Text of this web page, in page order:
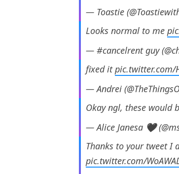
— Toastie
Looks normal to me
— #cancelrent guy
fixed itpic.twitter.com/
— Andrei
Okay ngl, these would
— Alice Janesa 🖤
Thanks to your tweet I
pic.twitter.com/